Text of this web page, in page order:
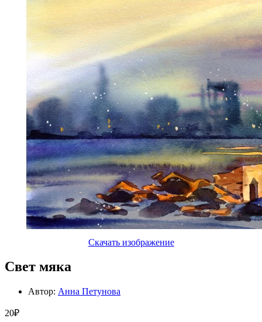
Скачать изображение
Свет мяка
Автор: Анна Петунова
20₽